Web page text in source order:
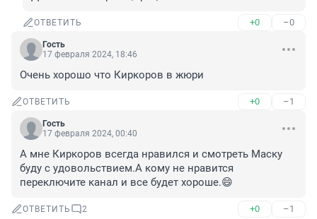
ОТВЕТИТЬ +0 –0
Гость
17 февраля 2024, 18:46
Очень хорошо что Киркоров в жюри
ОТВЕТИТЬ +0 –1
Гость
17 февраля 2024, 00:40
А мне Киркоров всегда нравился и смотреть Маску
буду с удовольствием.А кому не нравится
переключите канал и все будет хороше.😄
ОТВЕТИТЬ 2 +0 –1